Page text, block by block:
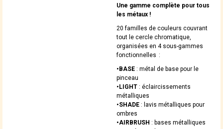
Une gamme complète pour tous
les métaux !
20 familles de couleurs couvrant
tout le cercle chromatique,
organisées en 4 sous-gammes
fonctionnelles :
•BASE : métal de base pour le
pinceau
•LIGHT : éclaircissements
métalliques
•SHADE : lavis métalliques pour
ombres
•AIRBRUSH : bases métalliques